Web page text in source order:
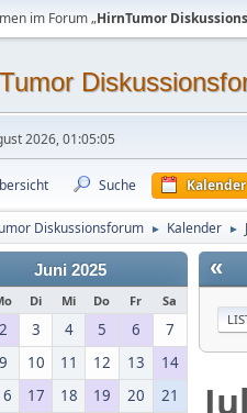
im Forum „HirnTumor
2026, 01:05:05
Suche Kalender
Diskussionsforum ► Kalender ►
Juni 2025
Di Mi Do Fr Sa
2 3 4 5 6
7
9 10 11 12 13
14
17 18 19 20
21
«